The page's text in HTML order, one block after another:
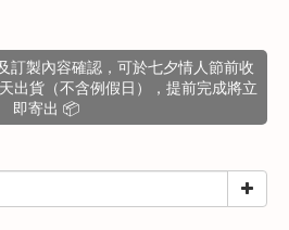
訂製內容確認，可於七夕情人節前收
出貨（不含例假日），提前完成將立
即寄出 📦